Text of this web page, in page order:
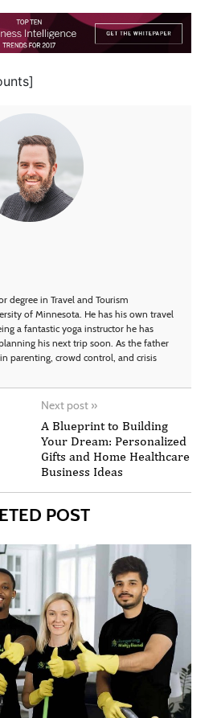
degree in Travel and Tourism
of Minnesota. He has his own travel
a fantastic yoga instructor he has
his next trip soon. As the father
parenting, crowd control, and crisis
Next post »
A Blueprint to Building
Your Dream: Personalized
Gifts and Home Healthcare
Business Ideas
POST